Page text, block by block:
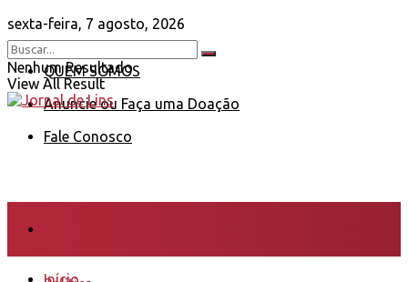
sexta-feira, 7 agosto, 2026
QUEM SOMOS
Anuncie ou Faça uma Doação
Fale Conosco
Nenhum Resultado
View All Result